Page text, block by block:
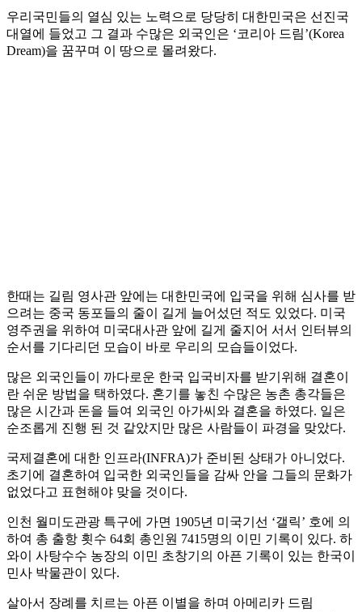
우리국민들의 열심 있는 노력으로 당당히 대한민국은 선진국
대열에 들었고 그 결과 수많은 외국인은 ‘코리아 드림’(Korea
Dream)을 꿈꾸며 이 땅으로 몰려왔다.
한때는 길림 영사관 앞에는 대한민국에 입국을 위해 심사를 받
으려는 중국 동포들의 줄이 길게 늘어섰던 적도 있었다. 미국
영주권을 위하여 미국대사관 앞에 길게 줄지어 서서 인터뷰의
순서를 기다리던 모습이 바로 우리의 모습들이었다.
많은 외국인들이 까다로운 한국 입국비자를 받기위해 결혼이
란 쉬운 방법을 택하였다. 혼기를 놓친 수많은 농촌 총각들은
많은 시간과 돈을 들여 외국인 아가씨와 결혼을 하였다. 일은
순조롭게 진행 된 것 같았지만 많은 사람들이 파경을 맞았다.
국제결혼에 대한 인프라(INFRA)가 준비된 상태가 아니었다.
초기에 결혼하여 입국한 외국인들을 감싸 안을 그들의 문화가
없었다고 표현해야 맞을 것이다.
인천 월미도관광 특구에 가면 1905년 미국기선 ‘갤릭’ 호에 의
하여 총 출항 횟수 64회 총인원 7415명의 이민 기록이 있다. 하
와이 사탕수수 농장의 이민 초창기의 아픈 기록이 있는 한국이
민사 박물관이 있다.
살아서 장례를 치르는 아픈 이별을 하며 아메리카 드림